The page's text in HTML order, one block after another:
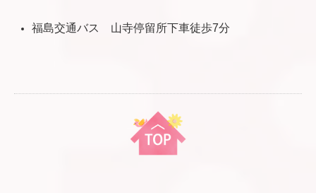
福島交通バス 山寺停留所下車徒歩7分